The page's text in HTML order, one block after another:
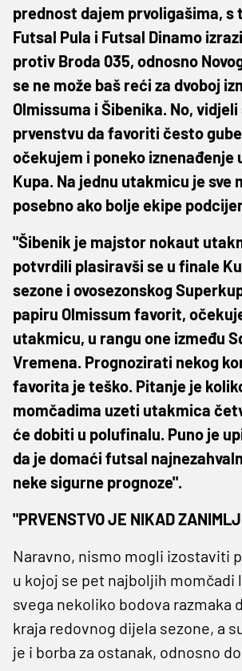
prednost dajem prvoligašima, s
Futsal Pula i Futsal Dinamo
protiv Broda 035, odnosno
se ne može baš reći za dvoboj
Olmissuma i Šibenika. No, vidjeli
prvenstvu da favoriti često
očekujem i poneko
Kupa. Na jednu utakmicu je sve
posebno ako bolje ekipe
"Šibenik je majstor nokaut
potvrdili plasiravši se u finale
sezone i ovosezonskog
papiru Olmissum favorit,
utakmicu, u rangu one između
Vremena. Prognozirati nekog
favorita je teško. Pitanje je
momčadima uzeti utakmica
će dobiti u polufinalu. Puno je
da je domaći futsal
neke sigurne prognoze".
"PRVENSTVO JE NIKAD
Naravno, nismo mogli izostaviti
u kojoj se pet najboljih momčadi
svega nekoliko bodova razmaka
kraja redovnog dijela sezone, a
je i borba za ostanak, odnosno